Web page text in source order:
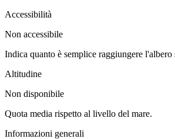
Accessibilità
Non accessibile
Indica quanto è semplice raggiungere
Altitudine
Non disponibile
Quota media rispetto al livello del mare.
Informazioni generali